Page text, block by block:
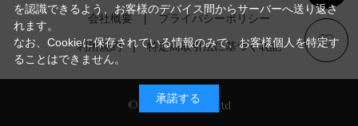
会社概要 プライバシーポリシー
利用規約 特定商取引法に基づく表記
© Imayo & Co.,Ltd
を認識できるよう、お客様のデバイス間からサーバーへ送り返さ
れます。
なお、Cookieに保存されている情報のみで、お客様個人を特定す
ることはできません。
承諾する